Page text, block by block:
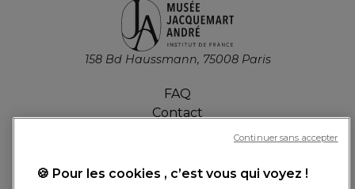
158 Bd Haussmann, 75008 Paris
FAQ
Contact
Billetterie
🍪 Pour les cookies , c’est vous qui voyez !
Continuer sans accepter